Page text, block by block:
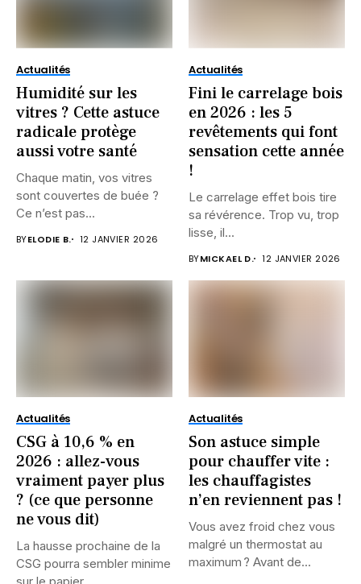
Actualités
Humidité sur les
vitres ? Cette astuce
radicale protège
aussi votre santé
Chaque matin, vos vitres
sont couvertes de buée ?
Ce n’est pas...
BYELODIE B. 12 JANVIER 2026
Actualités
Fini le carrelage bois
en 2026 : les 5
revêtements qui font
sensation cette année
!
Le carrelage effet bois tire
sa révérence. Trop vu, trop
lisse, il...
BYMICKAEL D. 12 JANVIER 2026
Actualités
CSG à 10,6 % en
2026 : allez-vous
vraiment payer plus
? (ce que personne
ne vous dit)
La hausse prochaine de la
CSG pourra sembler minime
Actualités
Son astuce simple
pour chauffer vite :
les chauffagistes
n’en reviennent pas !
Vous avez froid chez vous
malgré un thermostat au
maximum ? Avant de...